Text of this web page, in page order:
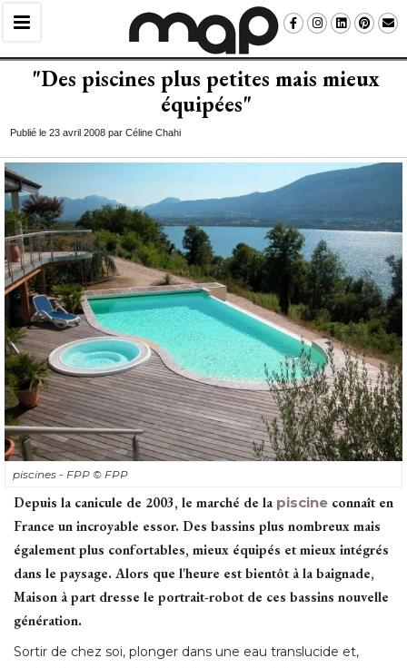
"Des piscines plus petites mais mieux
équipées"
Publié le 23 avril 2008 par Céline Chahi
piscines - FPP © FPP
Depuis la canicule de 2003, le marché de la piscine connaît en
France un incroyable essor. Des bassins plus nombreux mais
également plus confortables, mieux équipés et mieux intégrés
dans le paysage. Alors que l'heure est bientôt à la baignade,
Maison à part dresse le portrait-robot de ces bassins nouvelle
génération.
Sortir de chez soi, plonger dans une eau translucide et,